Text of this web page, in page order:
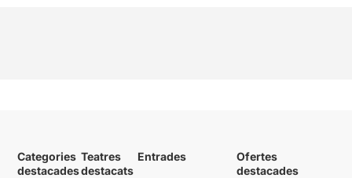
Categories
destacades
Teatres
destacats
Entrades
Ofertes
destacades